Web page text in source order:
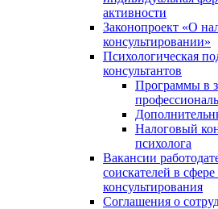
активности
Законопроект «О
консультировании»
Психологическая
консультантов
Программы в
Налоговый
психолога
Вакансии
соискателей в
консультирования
Соглашения о